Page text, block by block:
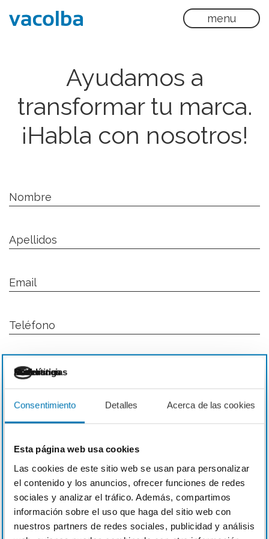
Consentimiento Detalles Acerca de las cookies
Esta página web usa cookies
Las cookies de este sitio web se usan para personalizar
el contenido y los anuncios, ofrecer funciones de redes
sociales y analizar el tráfico. Además, compartimos
información sobre el uso que haga del sitio web con
nuestros partners de redes sociales, publicidad y análisis
Necesarias
Preferencias
Estadística
Marketing
menu
Ayudamos a
transformar tu marca.
¡Habla con nosotros!
Nombre
Apellidos
Email
Teléfono
Asunto
Acepto lapolítica de privacidad